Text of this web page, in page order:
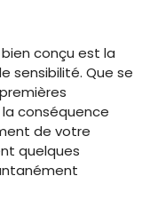
bien conçu est la
sensibilité. Que se
conséquence
de votre
quelques